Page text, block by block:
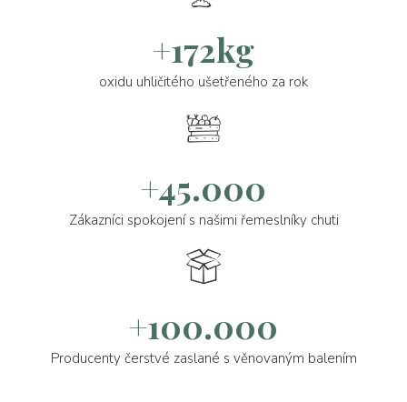
+172kg
oxidu uhličitého ušetřeného za rok
+45.000
Zákazníci spokojení s našimi řemeslníky chuti
+100.000
Producenty čerstvé zaslané s věnovaným balením